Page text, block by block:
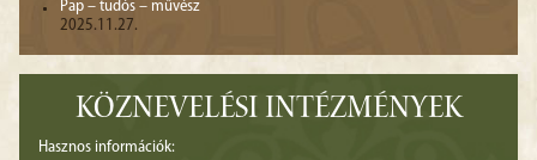
Pap – tudós – művész
2025.11.27.
KÖZNEVELÉSI INTÉZMÉNYEK
Hasznos információk: